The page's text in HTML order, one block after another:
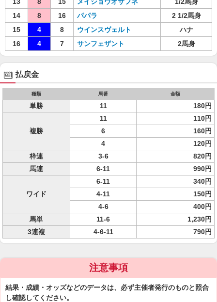
14
8 16 パパラ
2 1/2馬身
15
4 8 ウインスヴェルト
ハナ
16
4 7 サンフェザント 2馬身
払戻金
種類 馬番 金額
単勝 11 180円
複勝
11
110円
6
160円
4
120円
枠連
3-6
820円
馬連
6-11 990円
ワイド
6-11
340円
4-11
150円
4-6
400円
馬単
11-6
1,230円
3連複
4-6-11 790円
注意事項
結果・成績・オッズなどのデータは、必ず主催者発行のものと照合
し確認してください。